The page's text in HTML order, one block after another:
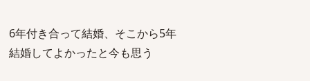
6年付き合って結婚、そこから5年
結婚してよかったと今も思う